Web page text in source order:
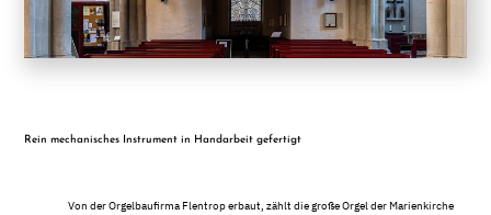
Rein mechanisches Instrument in Handarbeit gefertigt
Von der Orgelbaufirma Flentrop erbaut, zählt die große Orgel der Marienkirche